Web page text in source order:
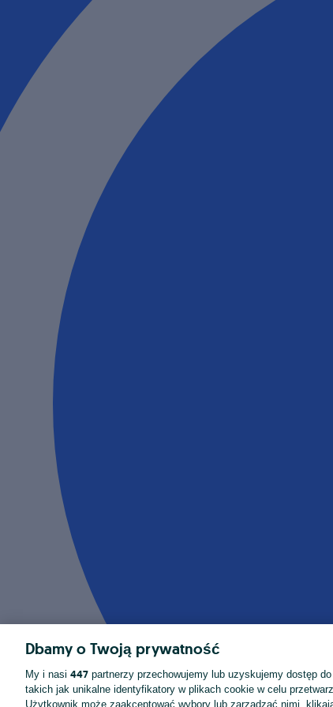
Dbamy o Twoją prywatność
My i nasi 447 partnerzy przechowujemy lub uzyskujemy dostęp
takich jak unikalne identyfikatory w plikach cookie w celu
Użytkownik może zaakceptować wybory lub zarządzać nimi,